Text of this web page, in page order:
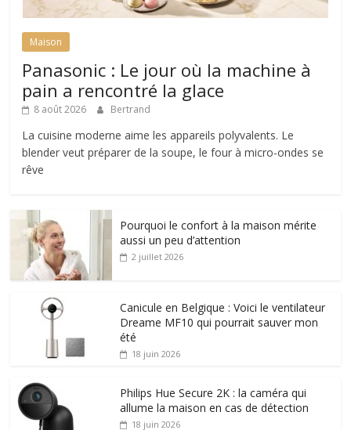
Maison
Panasonic : Le jour où la machine à
pain a rencontré la glace
8 août 2026 Bertrand
La cuisine moderne aime les appareils polyvalents. Le
blender veut préparer de la soupe, le four à micro-ondes se
rêve
Pourquoi le confort à la maison mérite
aussi un peu d’attention
2 juillet 2026
Canicule en Belgique : Voici le ventilateur
Dreame MF10 qui pourrait sauver mon
été
18 juin 2026
Philips Hue Secure 2K : la caméra qui
allume la maison en cas de détection
18 juin 2026